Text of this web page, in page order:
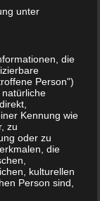
unter
die
Person")
Kennung wie
zu
oder zu
die
kulturellen
Person sind,